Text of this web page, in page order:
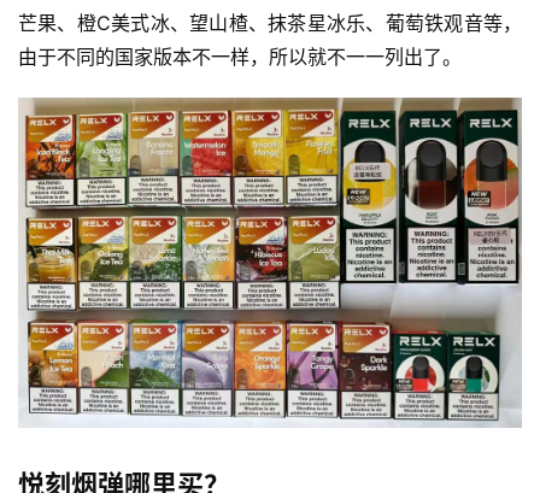
子
烟
电
子
烟
评
测
通
配
烟
弹
标
芒果、橙C美式冰、望山楂、抹茶星冰乐、葡萄铁观音等，
由于不同的国家版本不一样，所以就不一一列出了。
悦刻烟弹哪里买？